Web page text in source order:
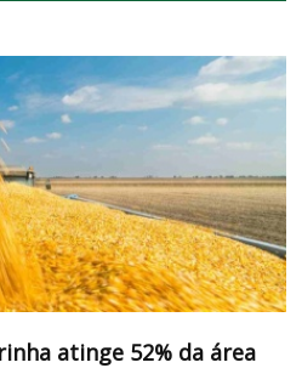
atinge 52% da área